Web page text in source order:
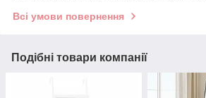
Всі умови повернення
Подібні товари компанії